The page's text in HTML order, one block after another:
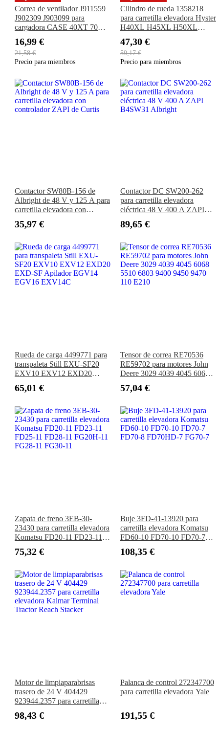
Correa de ventilador J911559
J902309 J903099 para
cargadora CASE 40XT 70XT
1840 1845C 580SK 590
Tractor 650G 850G 1896
2096 1150E
16,99 €
21,58 €
Precio para miembros
Cilindro de rueda 1358218
para carretilla elevadora Hyster
H40XL H45XL H50XL
S55XL S60XL
47,30 €
59,17 €
Precio para miembros
Contactor SW80B-156 de
Albright de 48 V y 125 A para
carretilla elevadora con
35,97 €
Contactor DC SW200-262
para carretilla elevadora
eléctrica 48 V 400 A ZAPI
89,65 €
Rueda de carga 4499771 para
transpaleta Still EXU-SF20
EXV10 EXV12 EXD20
EGV16 EXV14C
65,01 €
Tensor de correa RE70536
RE59702 para motores John
Deere 3029 4039 4045 6068
110 E210
57,04 €
Zapata de freno 3EB-30-
23430 para carretilla elevadora
Komatsu FD20-11 FD23-11
FG28-11 FG30-11
75,32 €
Buje 3FD-41-13920 para
carretilla elevadora Komatsu
FD60-10 FD70-10 FD70-7
108,35 €
Motor de limpiaparabrisas
trasero de 24 V 404429
923944.2357 para carretilla
Tractor Reach Stacker
98,43 €
Palanca de control 272347700
para carretilla elevadora Yale
191,55 €